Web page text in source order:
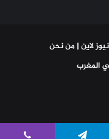
لاين|من نحن
المغرب